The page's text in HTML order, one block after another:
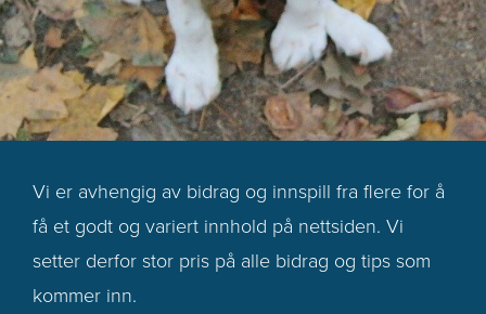
Vi er avhengig av bidrag og innspill fra flere for å
få et godt og variert innhold på nettsiden. Vi
setter derfor stor pris på alle bidrag og tips som
kommer inn.